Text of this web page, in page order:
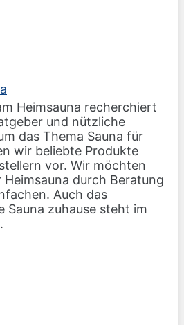
Heimsauna recherchiert
und nützliche
das Thema Sauna für
wir beliebte Produkte
vor. Wir möchten
durch Beratung
Auch das
Sauna zuhause steht im